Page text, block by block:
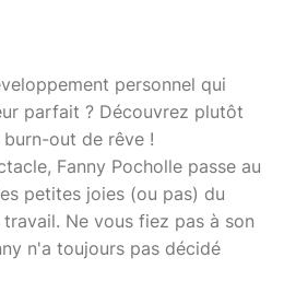
personnel qui
parfait ? Découvrez plutôt
out de rêve !
Fanny Pocholle passe au
petites joies (ou pas) du
Ne vous fiez pas à son
n'a toujours pas décidé